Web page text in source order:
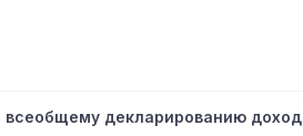
декларированию